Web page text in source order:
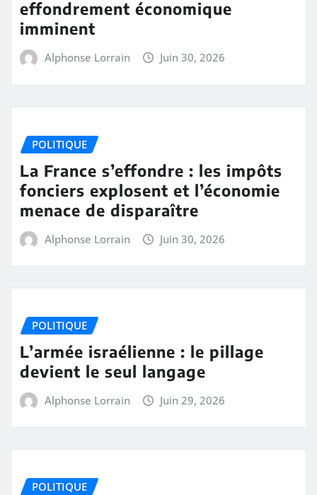
effondrement économique
imminent
Alphonse Lorrain Juin 30, 2026
POLITIQUE
La France s’effondre : les impôts
fonciers explosent et l’économie
menace de disparaître
Alphonse Lorrain Juin 30, 2026
POLITIQUE
L’armée israélienne : le pillage
devient le seul langage
Alphonse Lorrain Juin 29, 2026
POLITIQUE